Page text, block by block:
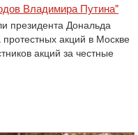
Владимира Путина"
президента Дональда
акций в Москве
акций за честные